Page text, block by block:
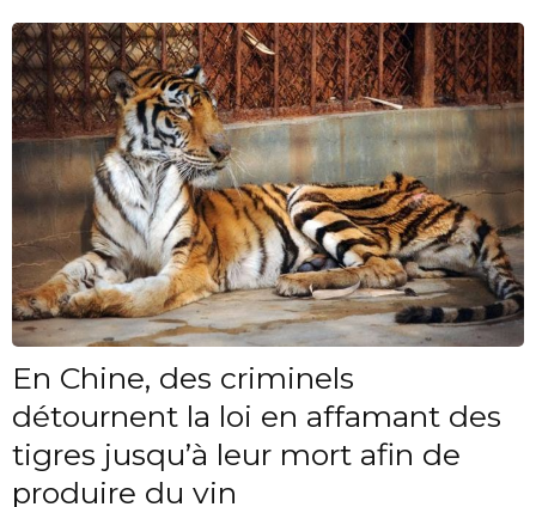
En Chine, des criminels
détournent la loi en affamant des
tigres jusqu’à leur mort afin de
produire du vin